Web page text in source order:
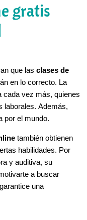
gratis
que las clases de
en lo correcto. La
cada vez más, quienes
laborales. Además,
por el mundo.
también obtienen
habilidades. Por
y auditiva, su
a buscar
una